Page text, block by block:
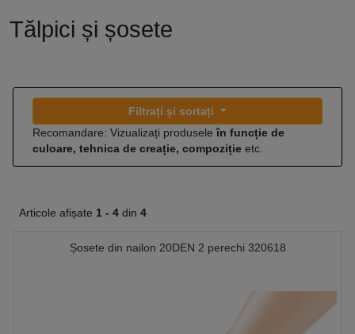
Tălpici și șosete
Filtrați și sortați
Recomandare: Vizualizați produseleîn funcție de
culoare, tehnica de creație, compoziție etc.
Articole afișate 1 - 4 din 4
Șosete din nailon 20DEN 2 perechi 320618